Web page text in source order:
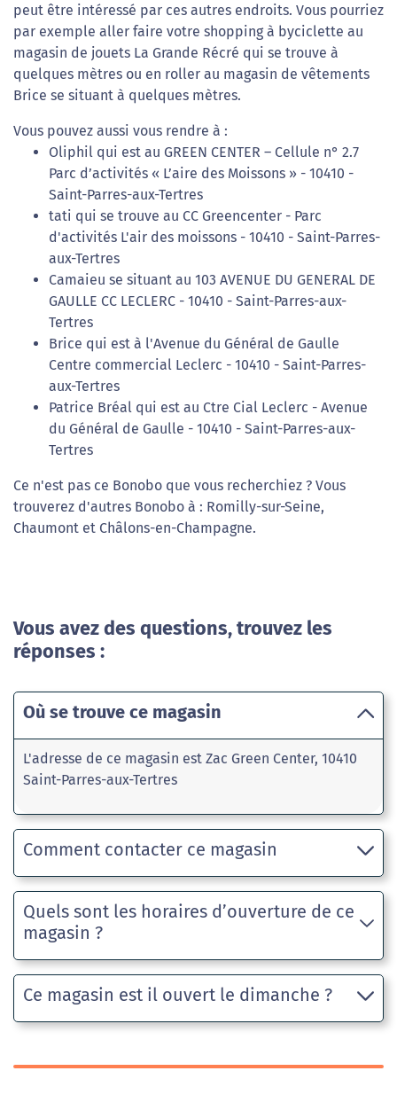
peut être intéressé par ces autres endroits. Vous pourriez
par exemple aller faire votre shopping à byciclette au
magasin de jouets La Grande Récré qui se trouve à
quelques mètres ou en roller au magasin de vêtements
Brice se situant à quelques mètres.
Vous pouvez aussi vous rendre à :
Oliphil qui est au GREEN CENTER – Cellule n° 2.7
Parc d’activités « L’aire des Moissons » - 10410 -
Saint-Parres-aux-Tertres
tati qui se trouve au CC Greencenter - Parc
d'activités L'air des moissons - 10410 - Saint-Parres-
aux-Tertres
Camaieu se situant au 103 AVENUE DU GENERAL DE
GAULLE CC LECLERC - 10410 - Saint-Parres-aux-
Tertres
Brice qui est à l'Avenue du Général de Gaulle
Centre commercial Leclerc - 10410 - Saint-Parres-
aux-Tertres
Patrice Bréal qui est au Ctre Cial Leclerc - Avenue
du Général de Gaulle - 10410 - Saint-Parres-aux-
Tertres
Ce n'est pas ce Bonobo que vous recherchiez ? Vous
trouverez d'autres Bonobo à : Romilly-sur-Seine,
Chaumont et Châlons-en-Champagne.
Vous avez des questions, trouvez les
réponses :
Où se trouve ce magasin
L'adresse de ce magasin est Zac Green Center, 10410
Saint-Parres-aux-Tertres
Comment contacter ce magasin
Quels sont les horaires d’ouverture de ce
magasin ?
Ce magasin est il ouvert le dimanche ?